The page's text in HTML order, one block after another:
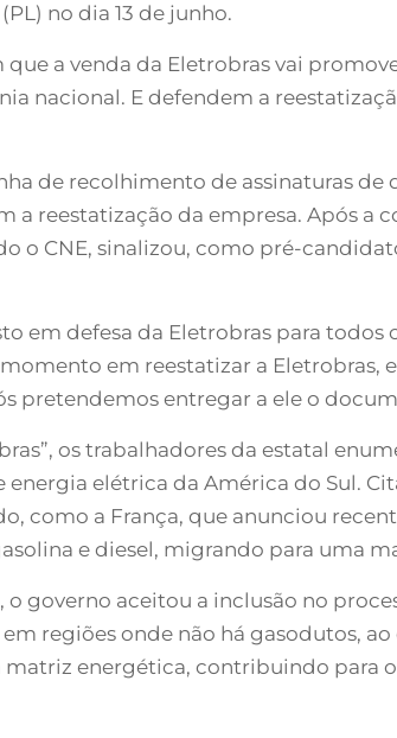
no dia 13 de junho.
a venda da Eletrobras vai
nacional. E defendem a
de recolhimento de assinaturas
reestatização da empresa. Após a
o CNE, sinalizou, como pré-
em defesa da Eletrobras para todos
em reestatizar a Eletrobras,
pretendemos entregar a ele o
os trabalhadores da estatal
elétrica da América do Sul.
como a França, que anunciou
e diesel, migrando para uma
governo aceitou a inclusão no
regiões onde não há gasodutos,
matriz energética, contribuindo para